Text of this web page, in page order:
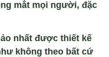
mắt mọi người, đặc
nhất được thiết kế
không theo bất cứ